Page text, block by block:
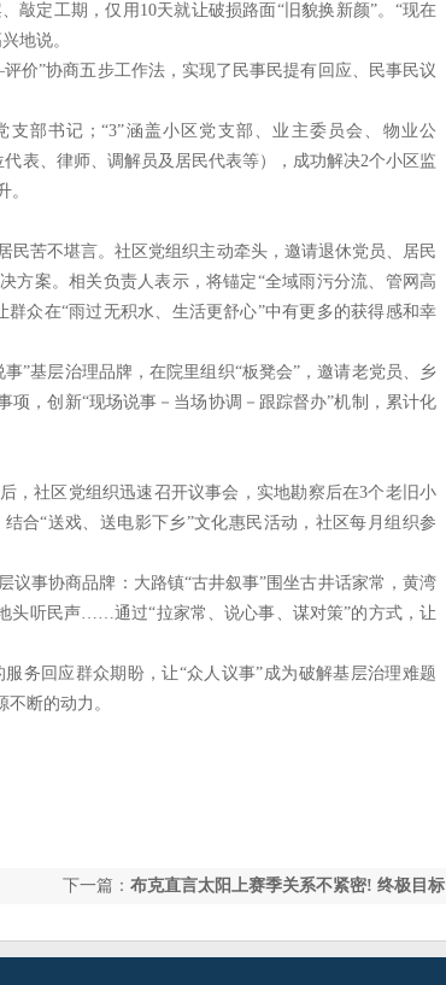
敲定工期，仅用10天就让破损路面“旧貌换新颜”。“现在
地说。
”协商五步工作法，实现了民事民提有回应、民事民议
支部书记；“3”涵盖小区党支部、业主委员会、物业公
表、律师、调解员及居民代表等），成功解决2个小区监
。
民苦不堪言。社区党组织主动牵头，邀请退休党员、居民
方案。相关负责人表示，将锚定“全域雨污分流、管网高
众在“雨过无积水、生活更舒心”中有更多的获得感和幸
”基层治理品牌，在院里组织“板凳会”，邀请老党员、乡
项，创新“现场说事－当场协调－跟踪督办”机制，累计化
，社区党组织迅速召开议事会，实地勘察后在3个老旧小
合“送戏、送电影下乡”文化惠民活动，社区每月组织参
事协商品牌：大路镇“古井叙事”围坐古井话家常，黄湾
头听民声……通过“拉家常、说心事、谋对策”的方式，让
务回应群众期盼，让“众人议事”成为破解基层治理难题
断的动力。
下一篇： 布克直言太阳上赛季关系不紧密! 终极目标